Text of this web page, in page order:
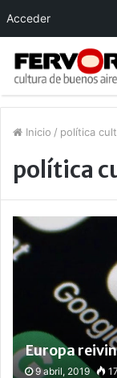
Inicio / política
política
Europa
9 abril, 2019
Acceder